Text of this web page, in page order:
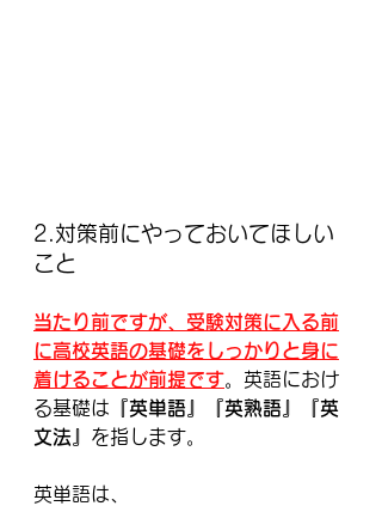
2.対策前にやっておいてほしい
こと
当たり前ですが、受験対策に入る前
に高校英語の基礎をしっかりと身に
着けることが前提です。英語におけ
る基礎は 『英単語』『英熟語』『英
文法』 を指します。
英単語は、